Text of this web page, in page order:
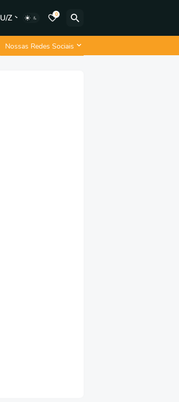
U/Z 0
Nossas Redes Sociais